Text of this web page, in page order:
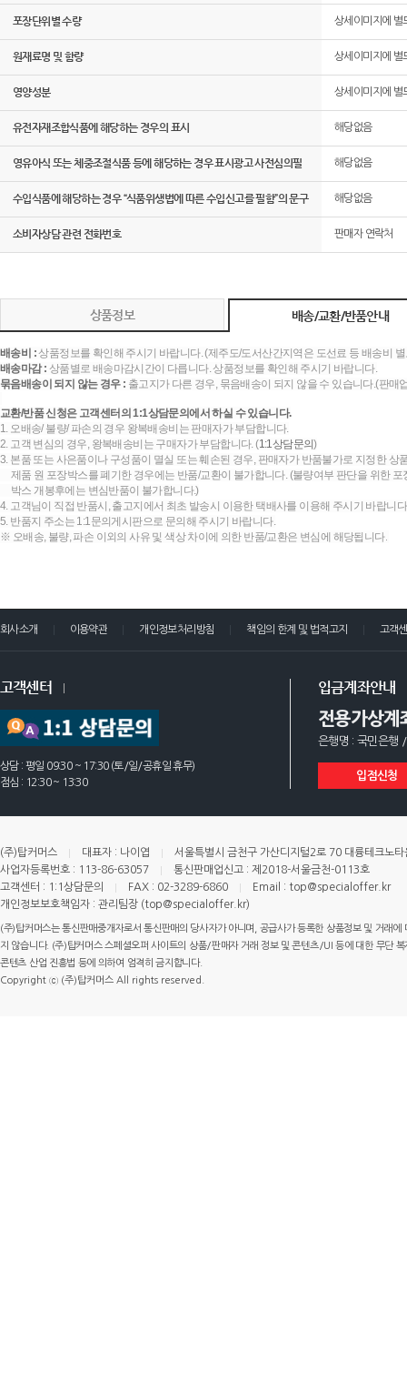
포장단위별 수량 상세이미지에 별
원재료명 및 함량 상세이미지에 별
영양성분 상세이미지에 별
유전자재조합식품에 해당하는 경우의 표시 해당없음
영유아식 또는 체중조절식품 등에 해당하는 경우 표시광고 사전심의필 해당없음
수입식품에 해당하는 경우 “식품위생법에 따른 수입신고를 필함”의 문구 해당없음
소비자상담 관련 전화번호 판매자 연락처
상품정보 배송/교환/반품안내
배송비 :상품정보를 확인해 주시기 바랍니다. (제주도/도서산간지역은 도선료 등 배송비
배송마감 : 상품별로 배송마감시간이 다릅니다. 상품정보를 확인해 주시기 바랍니다.
묶음배송이 되지 않는 경우 : 출고지가 다른 경우, 묶음배송이 되지 않을 수 있습니다.(판
교환/반품 신청은 고객센터의 1:1상담문의에서 하실 수 있습니다.
1. 오배송/ 불량/ 파손의 경우 왕복배송비는 판매자가 부담합니다.
2. 고객 변심의 경우, 왕복배송비는 구매자가 부담합니다. (1:1상담문의)
3. 본품 또는 사은품이나 구성품이 멸실 또는 훼손된 경우, 판매자가 반품불가로 지정한 상
제품 원 포장박스를 폐기한 경우에는 반품/교환이 불가합니다. (불량여부 판단을 위한
박스 개봉후에는 변심반품이 불가합니다.)
4. 고객님이 직접 반품시, 출고지에서 최초 발송시 이용한 택배사를 이용해 주시기 바랍니
5. 반품지 주소는 1:1문의게시판으로 문의해 주시기 바랍니다.
※ 오배송, 불량, 파손 이외의 사유 및 색상 차이에 의한 반품/교환은 변심에 해당됩니다.
회사소개 이용약관 개인정보처리방침 책임의 한계 및 법적고지 고객
고객센터
상담 : 평일 09:30 ~ 17:30 (토/일/공휴일 휴무)
점심 : 12:30 ~ 13:30
입금계좌안내
전용가상계
은행명 : 국민은행
입점신청
(주)탑커머스 대표자 : 나이엽
서울특별시 금천구 가산디지털2로 70 대륭테크노
사업자등록번호 : 113-86-63057
통신판매업신고 : 제2018-서울금천-0113호
고객센터 : 1:1상담문의
FAX : 02-3289-6860
Email : top@specialoffer.kr
개인정보보호책임자 : 관리팀장 (top@specialoffer.kr)
(주)탑커머스는 통신판매중개자로서 통신판매의 당사자가 아니며, 공급사가 등록한 상품정보 및 거래
지 않습니다. (주)탑커머스 스페셜오퍼 사이트의 상품/판매자 거래 정보 및 콘텐츠/UI 등에 대한 무단
콘텐츠 산업 진흥법 등에 의하여 엄격히 금지합니다.
Copyright ⓒ (주)탑커머스 All rights reserved.